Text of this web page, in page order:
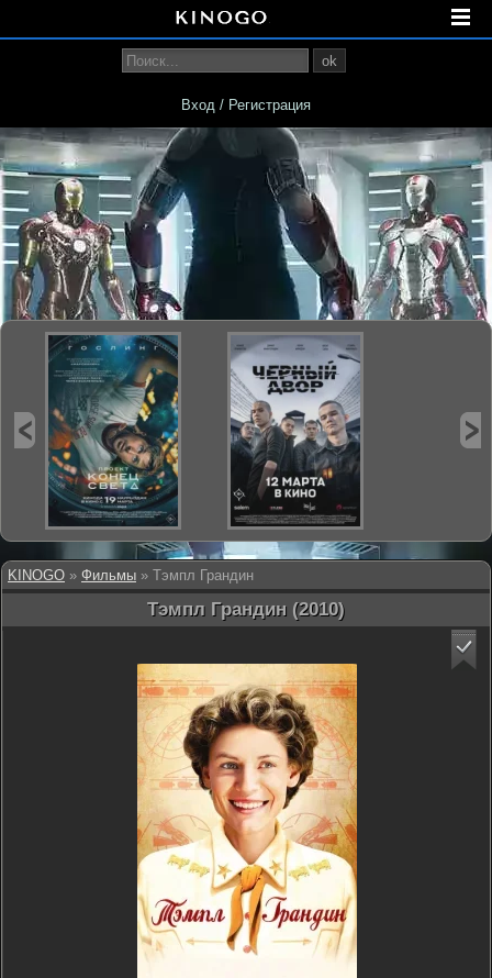
KINOGO » Фильмы » Тэмпл Грандин
Тэмпл Грандин (2010)
ok
Вход / Регистрация